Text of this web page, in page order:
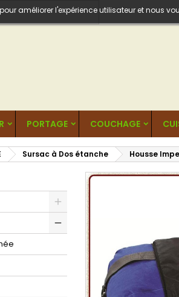
améliorer l'expérience utilisateur et nous
PORTAGE COUCHAGE
Sursac à Dos étanche Housse